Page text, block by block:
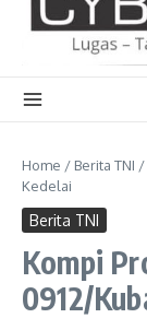
Home / Berita TNI /
Kedelai
Berita TNI
Kompi
0912/